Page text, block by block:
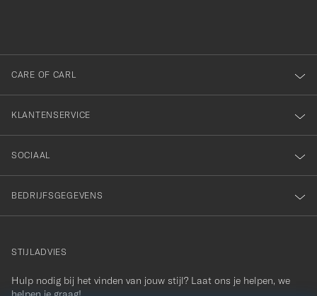
onze
nieuwsbrief!
CARE OF CARL
KLANTENSERVICE
SOCIAAL
BEDRIJFSGEGEVENS
contact@careofcarl.com
STIJLADVIES
Hulp nodig bij het vinden van jouw stijl? Laat ons je helpen, we